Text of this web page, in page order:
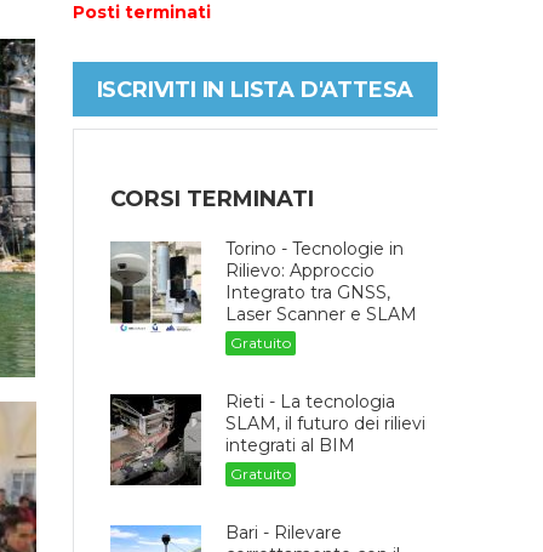
Posti terminati
ISCRIVITI IN LISTA D'ATTESA
CORSI TERMINATI
Torino - Tecnologie in
Rilievo: Approccio
Integrato tra GNSS,
Laser Scanner e SLAM
Gratuito
Rieti - La tecnologia
SLAM, il futuro dei rilievi
integrati al BIM
Gratuito
Bari - Rilevare